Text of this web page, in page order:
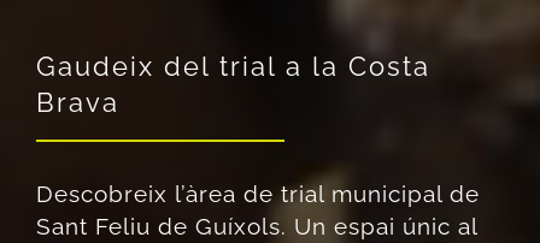
Gaudeix del trial a la Costa
Brava
Descobreix l’àrea de trial municipal de
Sant Feliu de Guíxols. Un espai únic al